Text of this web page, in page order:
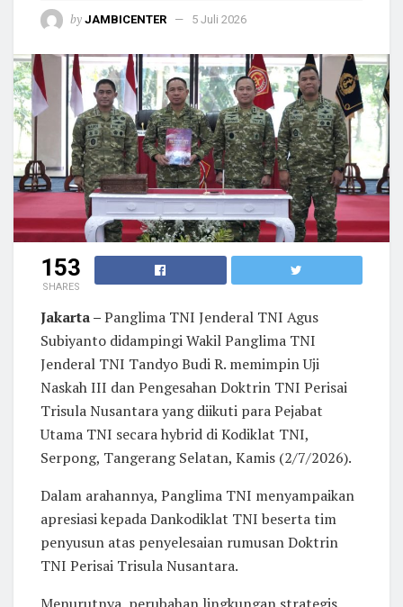
by JAMBICENTER 5 Juli 2026
153
SHARES
Jakarta –Panglima TNI Jenderal TNI Agus
Subiyanto didampingi Wakil Panglima TNI
Jenderal TNI Tandyo Budi R. memimpin Uji
Naskah III dan Pengesahan Doktrin TNI Perisai
Trisula Nusantara yang diikuti para Pejabat
Utama TNI secara hybrid di Kodiklat TNI,
Serpong, Tangerang Selatan, Kamis (2/7/2026).
Dalam arahannya, Panglima TNI menyampaikan
apresiasi kepada Dankodiklat TNI beserta tim
penyusun atas penyelesaian rumusan Doktrin
TNI Perisai Trisula Nusantara.